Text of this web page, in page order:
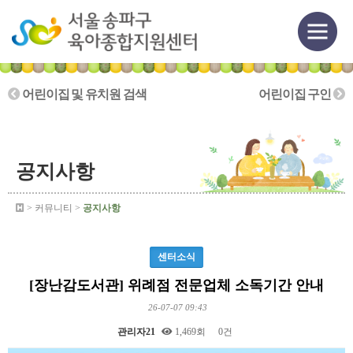
어린이집 및 유치원 검색 어린이집 구인
공지사항
> 커뮤니티 > 공지사항
센터소식
[장난감도서관] 위례점 전문업체 소독기간 안내
26-07-07 09:43
관리자21 1,469회 0건